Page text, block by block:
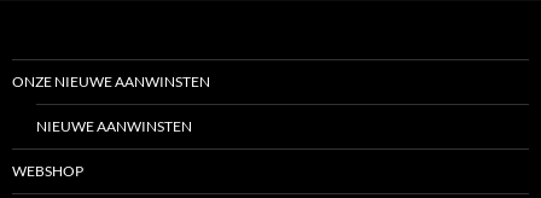
ONZE NIEUWE AANWINSTEN
NIEUWE AANWINSTEN
WEBSHOP